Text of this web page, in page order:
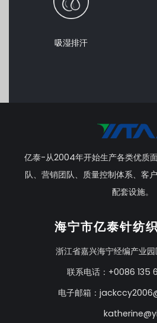
吸湿排汗
亿泰-从2004年开始生产各类优质
队、营销团队、质量控制体系、客
配套设施。
海宁市亿泰针纺
浙江省嘉兴海宁经编产业
联系电话：+0086 135
电子邮箱：